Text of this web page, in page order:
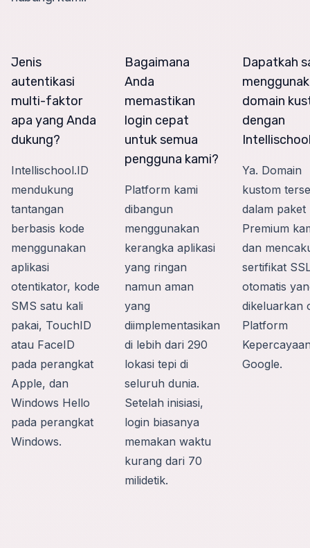
Jenis
autentikasi
multi-faktor
apa yang Anda
dukung?
Intellischool.ID
mendukung
tantangan
berbasis kode
menggunakan
aplikasi
otentikator, kode
SMS satu kali
pakai, TouchID
atau FaceID
pada perangkat
Apple, dan
Windows Hello
pada perangkat
Windows.
Bagaimana
Anda
memastikan
login cepat
untuk semua
pengguna kami?
Platform kami
dibangun
menggunakan
kerangka aplikasi
yang ringan
namun aman
yang
diimplementasikan
di lebih dari 290
lokasi tepi di
seluruh dunia.
Setelah inisiasi,
login biasanya
memakan waktu
kurang dari 70
milidetik.
Dapatkah
domain
dengan
Ya. Domain
kustom
dalam paket
Premium
dan
sertifikat
otomatis
dikeluarkan
Platform
Google.